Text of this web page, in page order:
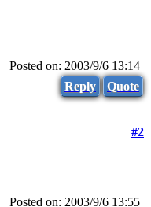
Posted on: 2003/9/6 13:14
Reply
Quote
#2
Posted on: 2003/9/6 13:55